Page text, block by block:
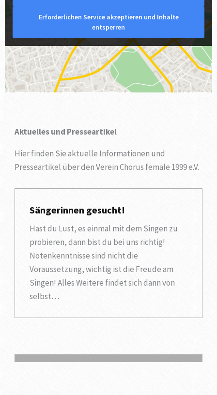
Erforderlichen Service akzeptieren und Inhalte
entsperren
Aktuelles und Presseartikel
Hier finden Sie aktuelle Informationen und
Presseartikel über den Verein Chorus female 1999 e.V.
Sängerinnen gesucht!
Hast du Lust, es einmal mit dem Singen zu
probieren, dann bist du bei uns richtig!
Notenkenntnisse sind nicht die
Voraussetzung, wichtig ist die Freude am
Singen! Alles Weitere findet sich dann von
selbst…
Hertener Allgemeine vom 15.06.2022